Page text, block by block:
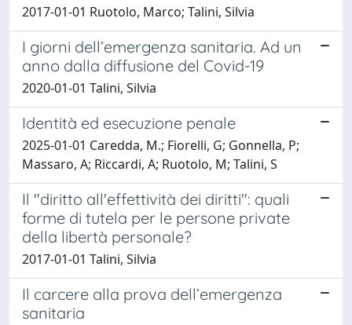
2017-01-01 Ruotolo, Marco; Talini, Silvia
I giorni dell’emergenza sanitaria. Ad un
anno dalla diffusione del Covid-19
2020-01-01 Talini, Silvia
Identità ed esecuzione penale
2025-01-01 Caredda, M.; Fiorelli, G; Gonnella, P;
Massaro, A; Riccardi, A; Ruotolo, M; Talini, S
Il "diritto all'effettività dei diritti": quali
forme di tutela per le persone private
della libertà personale?
2017-01-01 Talini, Silvia
Il carcere alla prova dell’emergenza
sanitaria